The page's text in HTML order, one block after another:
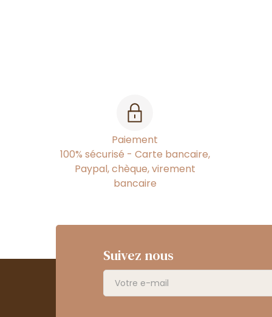
Paiement
100% sécurisé - Carte bancaire,
Paypal, chèque, virement
bancaire
Suivez nous